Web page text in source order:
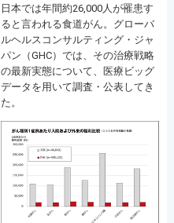
日本では年間約26,000人が罹患す
ると言われる食道がん。グローバ
ルヘルスコンサルティング・ジャ
パン（GHC）では、その治療戦略
の最新実態について、医療ビッグ
データを用いて調査・公表してき
た。